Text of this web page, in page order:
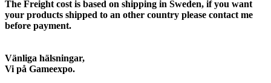
The Freight cost is based on shipping in Sweden, if you want
your products shipped to an other country please contact me
before payment.
Vänliga hälsningar,
Vi på Gameexpo.